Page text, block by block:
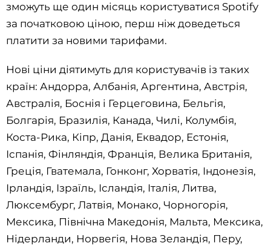
зможуть ще один місяць користуватися Spotify
за початковою ціною, перш ніж доведеться
платити за новими тарифами.
Нові ціни діятимуть для користувачів із таких
країн: Андорра, Албанія, Аргентина, Австрія,
Австралія, Боснія і Герцеговина, Бельгія,
Болгарія, Бразилія, Канада, Чилі, Колумбія,
Коста-Рика, Кіпр, Данія, Еквадор, Естонія,
Іспанія, Фінляндія, Франція, Велика Британія,
Греція, Гватемала, Гонконг, Хорватія, Індонезія,
Ірландія, Ізраїль, Ісландія, Італія, Литва,
Люксембург, Латвія, Монако, Чорногорія,
Мексика, Північна Македонія, Мальта, Мексика,
Нідерланди, Норвегія, Нова Зеландія, Перу,